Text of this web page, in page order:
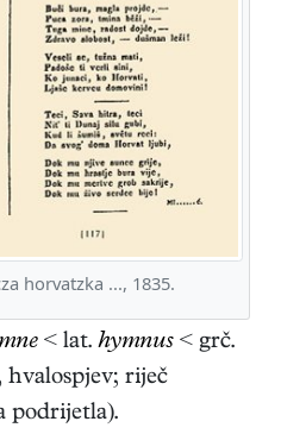
horvatzka ..., 1835.
< lat. hymnus < grč.
hvalospjev; riječ
podrijetla).